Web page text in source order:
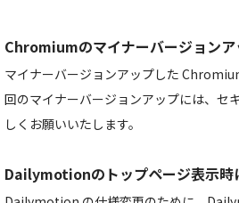
Chromiumのマイナーバージョン
マイナーバージョンアップした
回のマイナーバージョンアップには、セ
しくお願いいたします。
Dailymotionのトップページ表示時